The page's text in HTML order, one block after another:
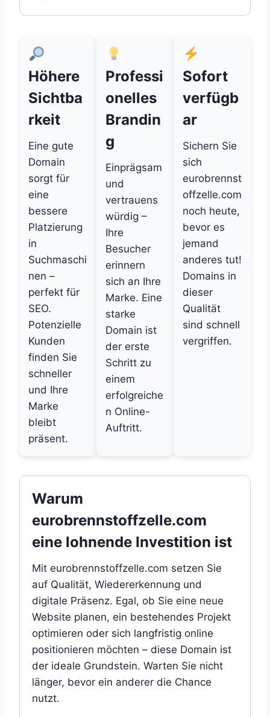
Höhere
Sichtba
rkeit
Eine gute
Domain
sorgt für
eine
bessere
Platzierung
in
Suchmaschi
nen –
perfekt für
SEO.
Potenzielle
Kunden
finden Sie
schneller
und Ihre
Marke
bleibt
präsent.
Professi
onelles
Brandin
g
Einprägsam
und
vertrauens
würdig –
Ihre
Besucher
erinnern
sich an Ihre
Marke. Eine
starke
Domain ist
der erste
Schritt zu
einem
erfolgreiche
n Online-
Auftritt.
Sofort
verfügb
ar
Sichern Sie
sich
eurobrennst
offzelle.com
noch heute,
bevor es
jemand
anderes tut!
Domains in
dieser
Qualität
sind schnell
vergriffen.
Warum
eurobrennstoffzelle.com
eine lohnende Investition ist
Mit eurobrennstoffzelle.com setzen Sie
auf Qualität, Wiedererkennung und
digitale Präsenz. Egal, ob Sie eine neue
Website planen, ein bestehendes Projekt
optimieren oder sich langfristig online
positionieren möchten – diese Domain ist
der ideale Grundstein. Warten Sie nicht
länger, bevor ein anderer die Chance
nutzt.